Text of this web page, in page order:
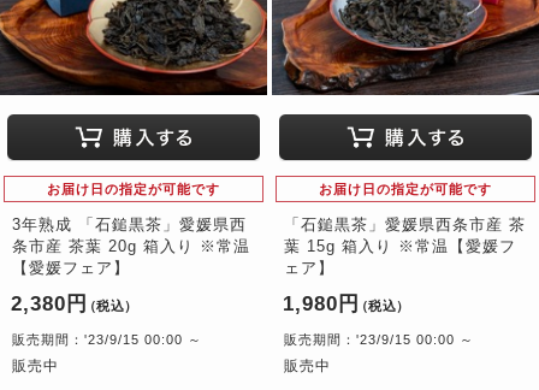
お届け日の指定が可能です
3年熟成 「石鎚黒茶」愛媛県西
条市産 茶葉 20g 箱入り ※常温
【愛媛フェア】
2,380円 （税込）
販売期間：'23/9/15 00:00 ～
販売中
お届け日の指定が可能です
「石鎚黒茶」愛媛県西条市産 茶
葉 15g 箱入り ※常温【愛媛フ
ェア】
1,980円 （税込）
販売期間：'23/9/15 00:00 ～
販売中